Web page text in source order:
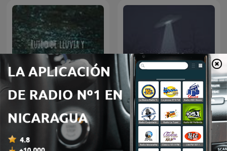
Ruido de lluvia y truenos
para dormir
Espacio en blanco